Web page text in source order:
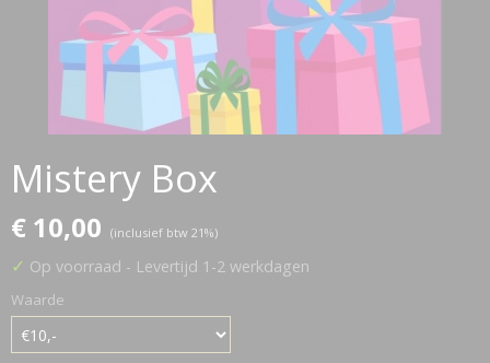
Mistery Box
€ 10,00 (inclusief btw 21%)
✓ Op voorraad - Levertijd 1-2 werkdagen
Waarde